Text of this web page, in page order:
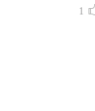
1